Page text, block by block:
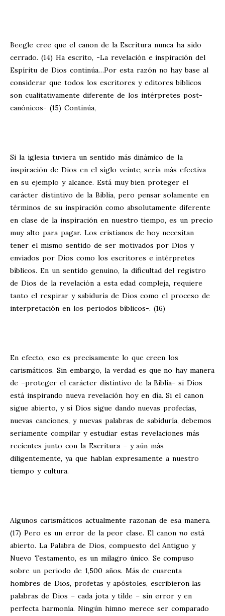
Beegle cree que el canon de la Escritura nunca ha sido
cerrado. (14) Ha escrito, -La revelación e inspiración del
Espíritu de Dios continúa…Por esta razón no hay base al
considerar que todos los escritores y editores bíblicos
son cualitativamente diferente de los intérpretes post-
canónicos- (15) Continúa,
Si la iglesia tuviera un sentido más dinámico de la
inspiración de Dios en el siglo veinte, sería más efectiva
en su ejemplo y alcance. Está muy bien proteger el
carácter distintivo de la Biblia, pero pensar solamente en
términos de su inspiración como absolutamente diferente
en clase de la inspiración en nuestro tiempo, es un precio
muy alto para pagar. Los cristianos de hoy necesitan
tener el mismo sentido de ser motivados por Dios y
enviados por Dios como los escritores e intérpretes
bíblicos. En un sentido genuino, la dificultad del registro
de Dios de la revelación a esta edad compleja, requiere
tanto el respirar y sabiduría de Dios como el proceso de
interpretación en los periodos bíblicos-. (16)
En efecto, eso es precisamente lo que creen los
carismáticos. Sin embargo, la verdad es que no hay manera
de –proteger el carácter distintivo de la Biblia- si Dios
está inspirando nueva revelación hoy en día. Si el canon
sigue abierto, y si Dios sigue dando nuevas profecías,
nuevas canciones, y nuevas palabras de sabiduría, debemos
seriamente compilar y estudiar estas revelaciones más
recientes junto con la Escritura – y aún más
diligentemente, ya que hablan expresamente a nuestro
tiempo y cultura.
Algunos carismáticos actualmente razonan de esa manera.
(17) Pero es un error de la peor clase. El canonno está
abierto. La Palabra de Dios, compuesto del Antiguo y
Nuevo Testamento, es un milagro único. Se compuso
sobre un periodo de 1,500 años. Más de cuarenta
hombres de Dios, profetas y apóstoles, escribieron las
palabras de Dios – cada jota y tilde – sin error y en
perfecta harmonía. Ningún himno merece ser comparado